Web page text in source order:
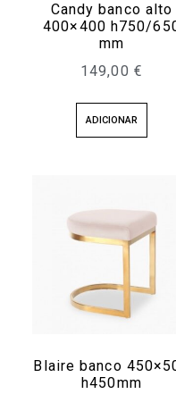
Candy banco alto
400×400 h750/
mm
149,00 €
ADICIONAR
Blaire banco
h450mm